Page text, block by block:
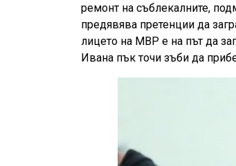
ремонт на съблекалните,
предявява претенции да
лицето на МВР е на път да
Ивана пък точи зъби да